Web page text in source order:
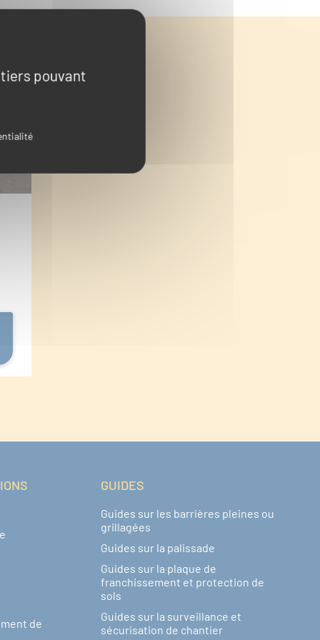
de
GUIDES
Guides sur les barrières pleines ou
grillagées
Guides sur la palissade
Guides sur la plaque de
franchissement et protection de
sols
Guides sur la surveillance et
sécurisation de chantier
pouvant